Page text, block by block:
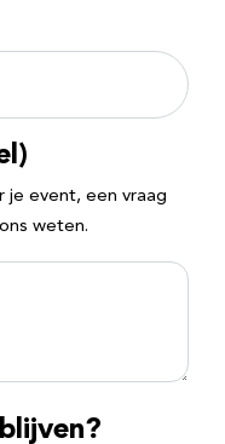
je event, een vraag
weten.